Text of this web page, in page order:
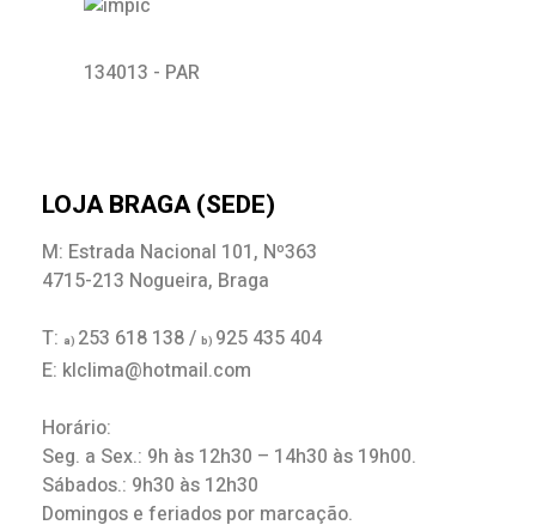
134013 - PAR
LOJA BRAGA (SEDE)
M: Estrada Nacional 101, Nº363
4715-213 Nogueira, Braga
T: a) 253 618 138 / b) 925 435 404
E: klclima@hotmail.com
Horário:
Seg. a Sex.: 9h às 12h30 – 14h30 às 19h00.
Sábados.: 9h30 às 12h30
Domingos e feriados por marcação.